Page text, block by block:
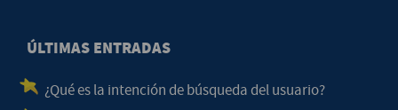
ÚLTIMAS ENTRADAS
¿Qué es la intención de búsqueda del usuario?